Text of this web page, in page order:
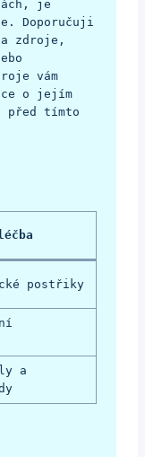
je
Doporučuji
zdroje,
vám
o jejím
před tímto
postřiky
a